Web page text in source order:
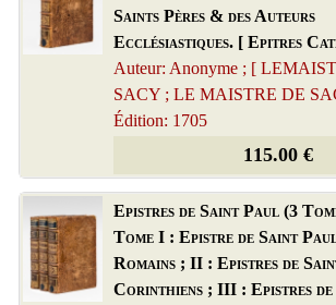
Saints Pères & des Auteurs
Ecclésiastiques. [ Epitres
Auteur: Anonyme ; [
SACY ; LE MAISTRE DE
Édition: 1705
115.00 €
Epistres de Saint Paul (3
Tome I : Epistre de Saint
Romains ; II : Epistres de
Corinthiens ; III : Epistres